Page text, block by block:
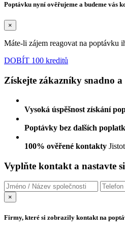
Poptávku nyní ověřujeme a budeme vás
×
Máte-li zájem reagovat na poptávku
DOBÍT 100 kreditů
Získejte zákazníky snadno a
Vysoká úspěšnost získání
Poptávky bez dalších
100% ověřené kontakty
Vyplňte kontakt a nastavte
×
Firmy, které si zobrazily kontakt na